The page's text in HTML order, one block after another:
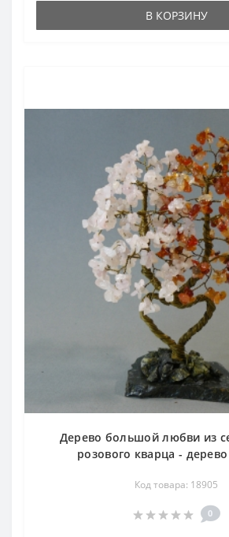
В КОРЗИНУ
Дерево большой любви из
розового кварца - дерево
Код товара: 18905
0